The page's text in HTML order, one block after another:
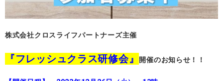
株式会社クロスライフパートナーズ主催
『フレッシュクラス研修会』 開催のお知らせ！！